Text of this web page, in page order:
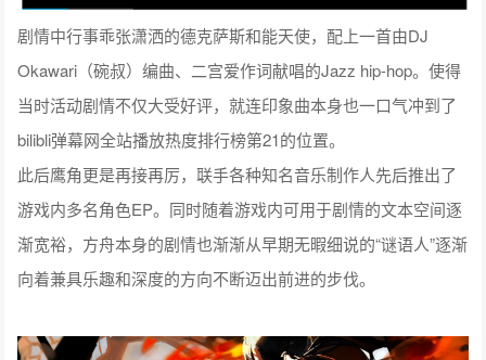
剧情中行事乖张潇洒的德克萨斯和能天使，配上一首由DJ
Okawari（碗叔）编曲、二宫爱作词献唱的Jazz hip-hop。使得
当时活动剧情不仅大受好评，就连印象曲本身也一口气冲到了
bilibli弹幕网全站播放热度排行榜第21的位置。
此后鹰角更是再接再厉，联手各种知名音乐制作人先后推出了
游戏内多名角色EP。同时随着游戏内可用于剧情的文本空间逐
渐宽裕，方舟本身的剧情也渐渐从早期无暇细说的“谜语人”逐渐
向着兼具乐趣和深度的方向不断迈出前进的步伐。